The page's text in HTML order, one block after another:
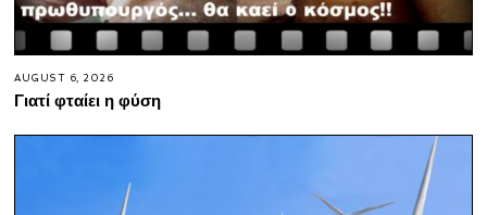
AUGUST 6, 2026
Γιατί φταίει η φύση